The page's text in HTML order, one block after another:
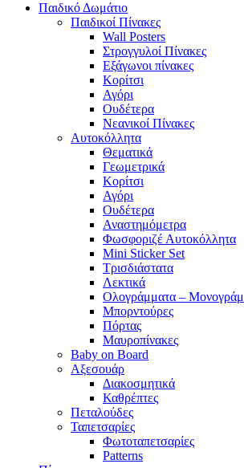
Παιδικό Δωμάτιο
Παιδικοί Πίνακες
Wall Posters
Στρογγυλοί Πίνακες
Εξάγωνοι πίνακες
Κορίτσι
Αγόρι
Ουδέτερα
Νεανικοί Πίνακες
Αυτοκόλλητα
Θεματικά
Γεωμετρικά
Κορίτσι
Αγόρι
Ουδέτερα
Αναστημόμετρα
Φωσφοριζέ Αυτοκόλλητα
Mini Sticker Set
Tρισδιάστατα
Λεκτικά
Ολογράμματα –
Μπορντούρες
Πόρτας
Μαυροπίνακες
Baby on Board
Αξεσουάρ
Διακοσμητικά
Καθρέπτες
Πεταλούδες
Ταπετσαρίες
Φωτοταπετσαρίες
Patterns